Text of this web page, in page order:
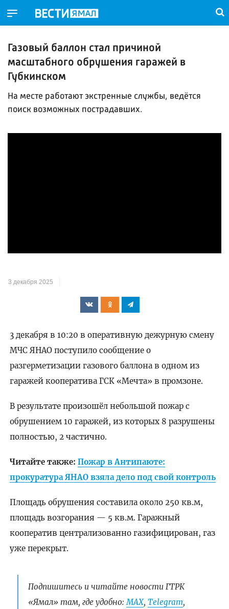
Газовый баллон стал причиной
масштабного обрушения гаражей в
Губкинском
На месте работают экстренные службы, ведётся
поиск возможных пострадавших.
3 декабря 2025
3 декабря в 10:20 в оперативную дежурную смену
МЧС ЯНАО поступило сообщение о
разгерметизации газового баллона в одном из
гаражей кооператива ГСК «Мечта» в промзоне.
В результате произошёл небольшой пожар с
обрушением 10 гаражей, из которых 8 разрушены
полностью, 2 частично.
Читайте также: Пожар в Антипаюте:
прокуратура ЯНАО взяла дело под свой контроль
Площадь обрушения составила около 250 кв.м,
площадь возгорания — 5 кв.м. Гаражный
кооператив централизованно газифицирован, газ
уже перекрыт.
Подпишитесь и читайте новости ГТРК
«Ямал» там, где удобно: МАХ, Telegram,